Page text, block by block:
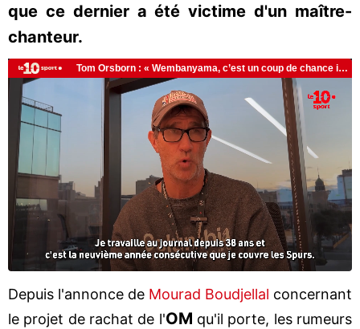
que ce dernier a été victime d'un maître-
chanteur.
Depuis l'annonce de Mourad Boudjellal concernant
le projet de rachat de l'OM qu'il porte, les rumeurs